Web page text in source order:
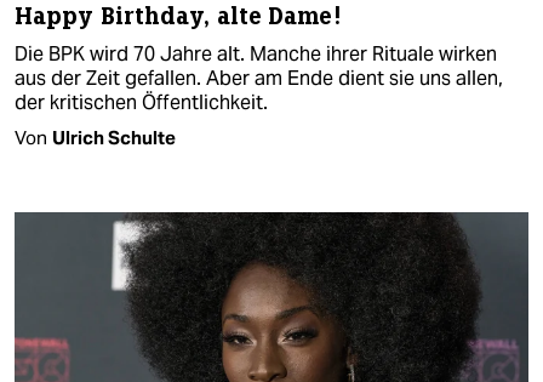
Happy Birthday, alte Dame!
Die BPK wird 70 Jahre alt. Manche ihrer Rituale wirken
aus der Zeit gefallen. Aber am Ende dient sie uns allen,
der kritischen Öffentlichkeit.
Von Ulrich Schulte